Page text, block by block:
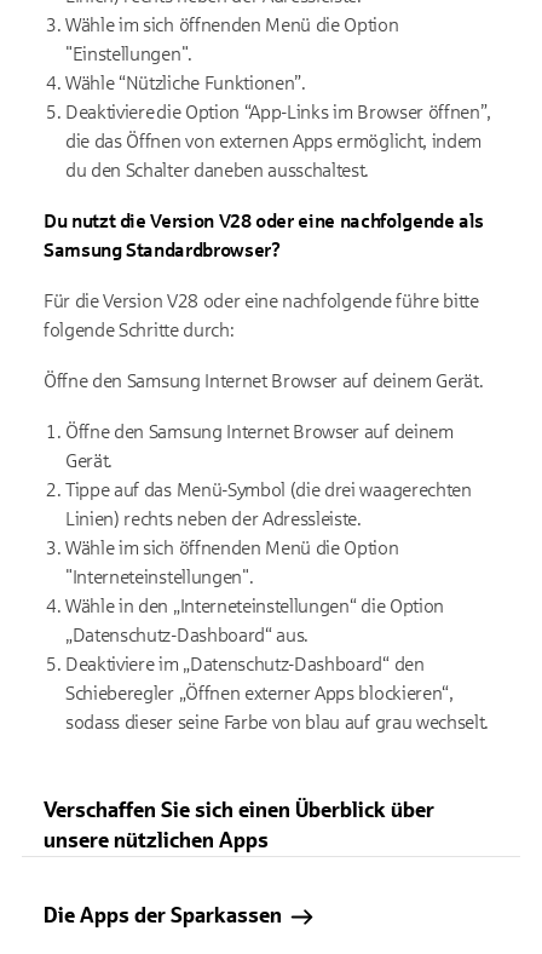
Wähle im sich öffnenden Menü die Option
"Einstellungen".
Wähle “Nützliche Funktionen”.
Deaktiviere die Option “App-Links im Browser öffnen”,
die das Öffnen von externen Apps ermöglicht, indem
du den Schalter daneben ausschaltest.
Du nutzt die Version V28 oder eine nachfolgende als
Samsung Standardbrowser?
Für die Version V28 oder eine nachfolgende führe bitte
folgende Schritte durch:
Öffne den Samsung Internet Browser auf deinem Gerät.
Öffne den Samsung Internet Browser auf deinem
Gerät.
Tippe auf das Menü-Symbol (die drei waagerechten
Linien) rechts neben der Adressleiste.
Wähle im sich öffnenden Menü die Option
"Interneteinstellungen".
Wähle in den „Interneteinstellungen“ die Option
„Datenschutz-Dashboard“ aus.
Deaktiviere im „Datenschutz-Dashboard“ den
Schieberegler „Öffnen externer Apps blockieren“,
sodass dieser seine Farbe von blau auf grau wechselt.
Verschaffen Sie sich einen Überblick über
unsere nützlichen Apps
Die Apps der Sparkassen